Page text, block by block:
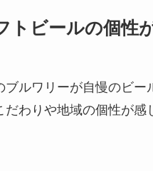
トビールの個性
ブルワリーが自慢のビ
だわりや地域の個性が感